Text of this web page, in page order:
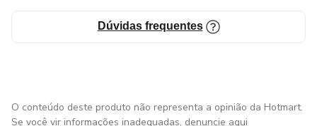
Dúvidas frequentes
O conteúdo deste produto não representa a opinião da Hotmart.
Se você vir informações inadequadas, denuncie aqui